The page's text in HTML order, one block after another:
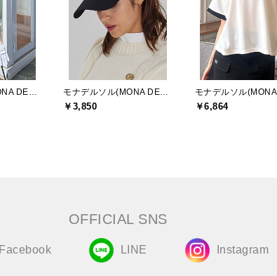
￥3,850 ￥6,864
OFFICIAL SNS
Facebook LINE Instagram